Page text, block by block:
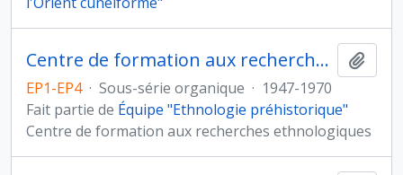
Centre de formation aux recherches ethnologiques
EP1-EP4 · Sous-série organique · 1947-1970
Fait partie de Équipe "Ethnologie préhistorique"
Centre de formation aux recherches ethnologiques